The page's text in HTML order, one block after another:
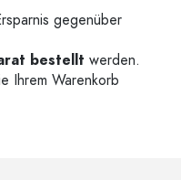
gegenüber
bestellt werden.
Ihrem Warenkorb